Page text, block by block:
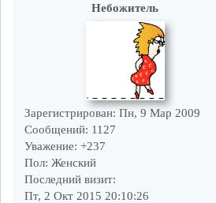
Небожитель
Зарегистрирован: Пн, 9 Мар 2009
Сообщений: 1127
Уважение: +237
Пол: Женский
Последний визит:
Пт, 2 Окт 2015 20:10:26